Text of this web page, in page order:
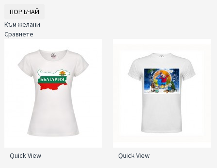
ПОРЪЧАЙ
Към желани
Сравнете
Quick View Quick View